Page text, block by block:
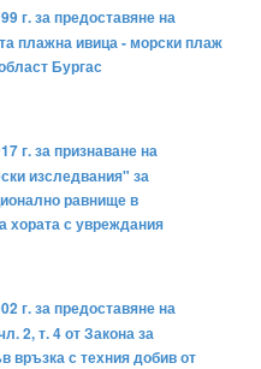
г. за предоставяне на
плажна ивица - морски плаж
Бургас
г. за признаване на
изследвания" за
равнище в
хората с увреждания
г. за предоставяне на
2, т. 4 от Закона за
връзка с техния добив от